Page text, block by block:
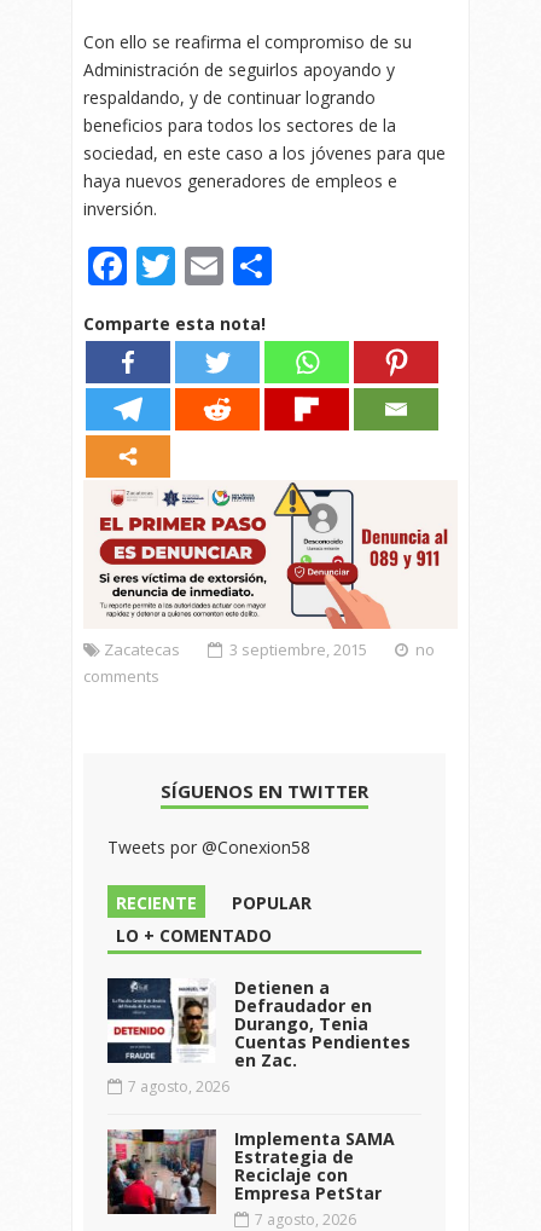
Con ello se reafirma el compromiso de su
Administración de seguirlos apoyando y
respaldando, y de continuar logrando
beneficios para todos los sectores de la
sociedad, en este caso a los jóvenes para que
haya nuevos generadores de empleos e
inversión.
Facebook
Twitter
Email
Comparte esta nota!
Zacatecas 3 septiembre, 2015
no
comments
SÍGUENOS EN TWITTER
Tweets por @Conexion58
RECIENTE
POPULAR
LO + COMENTADO
Detienen a
Defraudador en
Durango, Tenia
Cuentas Pendientes
en Zac.
7 agosto, 2026
Implementa SAMA
Estrategia de
Reciclaje con
Empresa PetStar
7 agosto, 2026